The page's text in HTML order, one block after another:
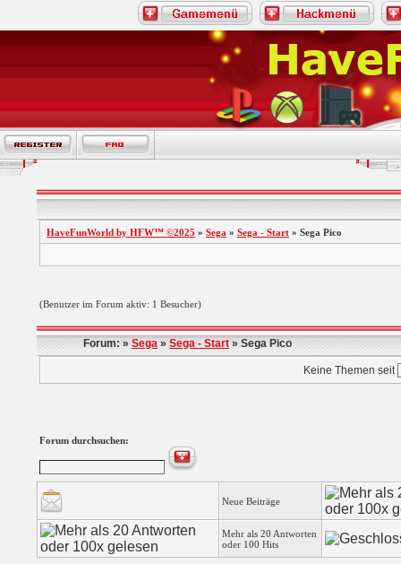
HaveFunWorld by HFW™ ©2025 » Sega » Sega - Start » Sega Pico
(Benutzer im Forum aktiv: 1 Besucher)
Forum: » Sega » Sega - Start » Sega Pico
Keine Themen seit
Forum durchsuchen:
Neue Beiträge
Mehr als 20 Antworten
oder 100 Hits